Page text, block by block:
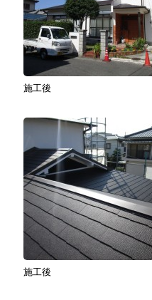
施工後
施工後